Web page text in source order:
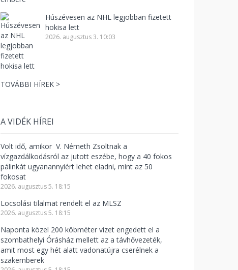
Húszévesen az NHL legjobban fizetett
hokisa lett
2026. augusztus 3. 10:03
TOVÁBBI HÍREK >
A VIDÉK HÍREI
Volt idő, amikor V. Németh Zsoltnak a
vízgazdálkodásról az jutott eszébe, hogy a 40 fokos
pálinkát ugyanannyiért lehet eladni, mint az 50
fokosat
2026. augusztus 5. 18:15
Locsolási tilalmat rendelt el az MLSZ
2026. augusztus 5. 18:15
Naponta közel 200 köbméter vizet engedett el a
szombathelyi Órásház mellett az a távhővezeték,
amit most egy hét alatt vadonatújra cserélnek a
szakemberek